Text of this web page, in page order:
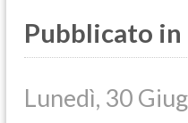
Pubblicato in
Lunedì, 30